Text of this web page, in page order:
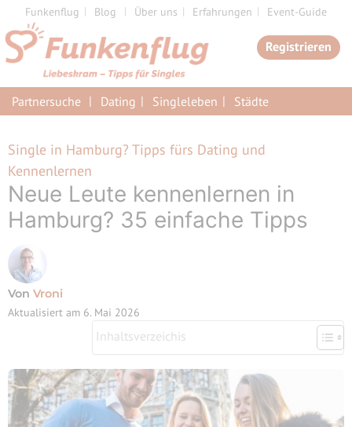
Zum
Inhalt
springen
Funkenflug Blog Über uns Erfahrungen Event-Guide
Registrieren
Partnersuche Dating Singleleben Städte
Single in Hamburg? Tipps fürs Dating und
Kennenlernen
Neue Leute kennenlernen in
Hamburg? 35 einfache Tipps
Von Vroni
Aktualisiert am 6. Mai 2026
Inhaltsverzeichis